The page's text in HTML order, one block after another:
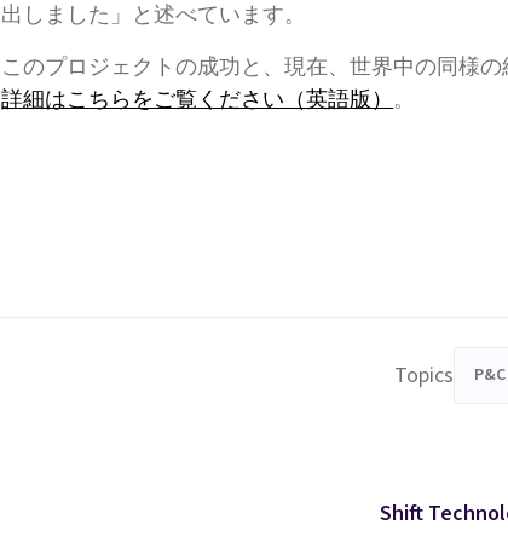
出しました」と述べています。
このプロジェクトの成功と、現在、世界中の同様
詳細はこちらをご覧ください（英語版）。
Topics P&C
Shift